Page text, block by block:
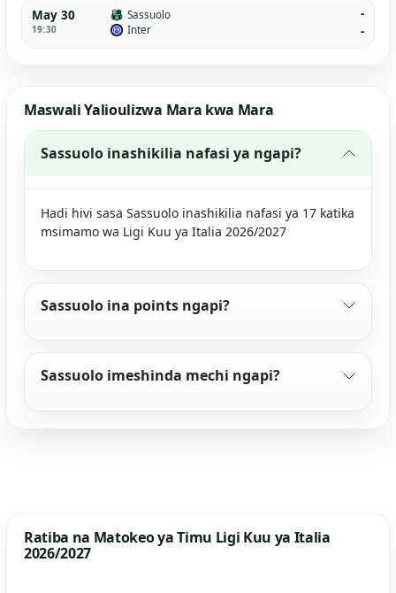
May 30
19:30
Sassuolo
Inter
-
-
Maswali Yalioulizwa Mara kwa Mara
Sassuolo inashikilia nafasi ya ngapi?
Hadi hivi sasa Sassuolo inashikilia nafasi ya 17 katika
msimamo wa Ligi Kuu ya Italia 2026/2027
Sassuolo ina points ngapi?
Sassuolo imeshinda mechi ngapi?
Ratiba na Matokeo ya Timu Ligi Kuu ya Italia
2026/2027